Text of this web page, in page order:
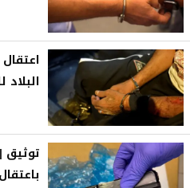
توثيق